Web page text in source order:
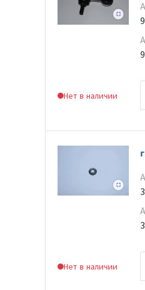
Нет в наличии
Нет в наличии